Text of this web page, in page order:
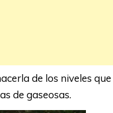
de los niveles que
de gaseosas.